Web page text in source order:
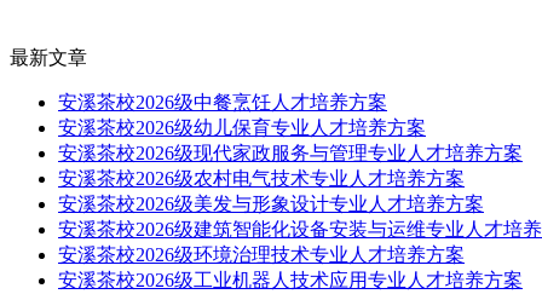
最新文章
安溪茶校2026级中餐烹饪人才培养方案
安溪茶校2026级幼儿保育专业人才培养方案
安溪茶校2026级现代家政服务与管理专业人才培养方案
安溪茶校2026级农村电气技术专业人才培养方案
安溪茶校2026级美发与形象设计专业人才培养方案
安溪茶校2026级建筑智能化设备安装与运维专业人才培
安溪茶校2026级环境治理技术专业人才培养方案
安溪茶校2026级工业机器人技术应用专业人才培养方案